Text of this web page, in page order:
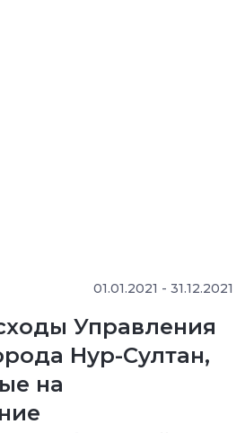
01.01.2021 - 31.12.2021
Управления
Нур-Султан,
на